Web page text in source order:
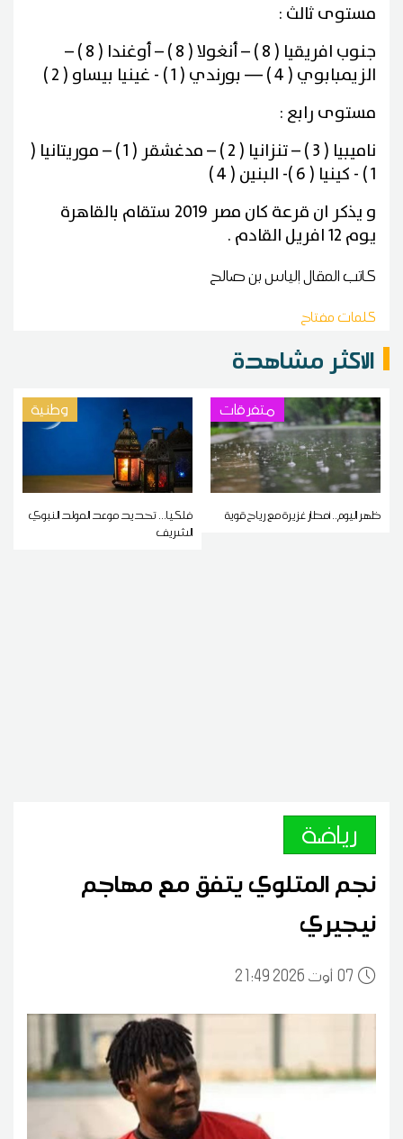
مستوى ثالث :
جنوب افريقيا ( 8 ) – أنغولا ( 8 ) – أوغندا ( 8 ) –
الزيمبابوي ( 4 ) –– بورندي ( 1 ) - غينيا بيساو ( 2 )
مستوى رابع :
ناميبيا ( 3 ) – تنزانيا ( 2 ) – مدغشقر ( 1 ) – موريتانيا (
1 ) - كينيا ( 6 )- البنين ( 4 )
و يذكر ان قرعة كان مصر 2019 ستقام بالقاهرة
يوم 12 افريل القادم .
كاتب المقالإلياس بن صالح
كلمات مفتاح
الاكثر مشاهدة
متفرقات
ظهر اليوم.. أمطار غزيرة مع رياح قوية
وطنية
فلكيا... تحديد موعد المولد النبوي
الشريف
رياضة
نجم المتلوي يتفق مع مهاجم
نيجيري
0721:49 2026 أوت